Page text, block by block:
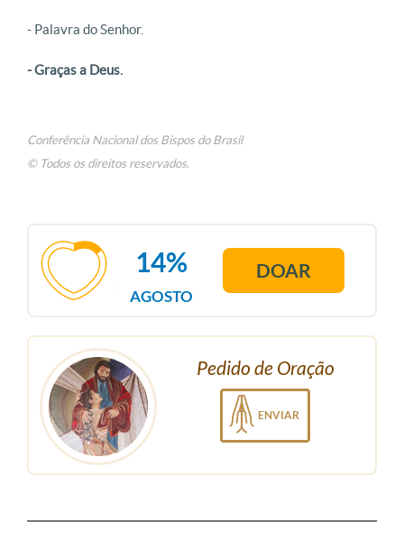
- Palavra do Senhor.
- Graças a Deus.
Conferência Nacional dos Bispos do Brasil
© Todos os direitos reservados.
AGOSTO
14% DOAR
Pedido de Oração
ENVIAR